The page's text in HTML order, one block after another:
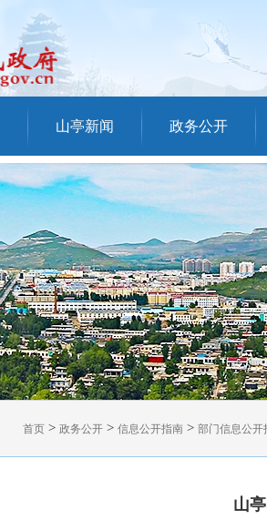
山亭新闻 政务公开
首页 > 政务公开 > 信息公开指南 > 部门信息公开
山